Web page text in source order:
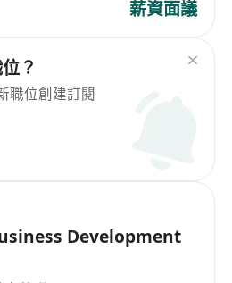
薪資面議
？
職位創建訂閱
Development